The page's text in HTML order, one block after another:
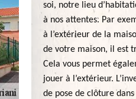
soi, notre lieu
à nos attentes. Par
à l’extérieur de la
de votre maison, il est
Cela vous permet
jouer à l’extérieur.
de pose de clôture